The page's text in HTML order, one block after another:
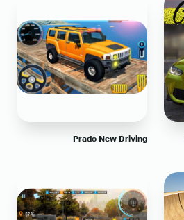
Prado New Driving